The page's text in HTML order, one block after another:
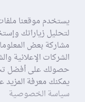
يستخدم موقعنا
لتحليل زياراتك
الشركات الإعلانية
حصولك على أفضل
يمكنك معرفة
سياسة الخصوصية